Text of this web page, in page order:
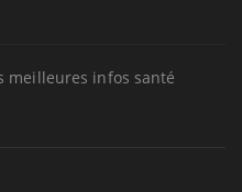
meilleures infos santé